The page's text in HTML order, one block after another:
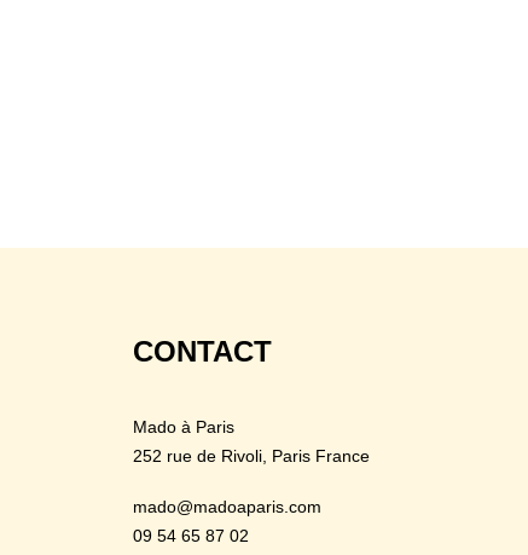
CONTACT
Mado à Paris
252 rue de Rivoli , Paris France
mado@madoaparis.com
09 54 65 87 02